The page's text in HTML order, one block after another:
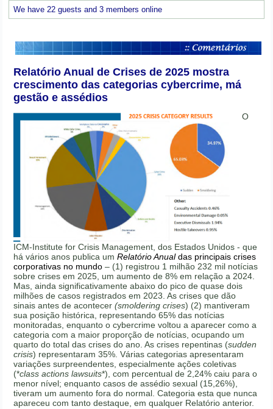
We have 22 guests and 3 members online
Relatório Anual de Crises de 2025 mostra
crescimento das categorias cybercrime, má
gestão e assédios
O
ICM-Institute for Crisis Management, dos Estados Unidos - que
há vários anos publica umRelatório Anualdas principais crises
corporativas no mundo – (1) registrou 1 milhão 232 mil notícias
sobre crises em 2025, um aumento de 8% em relação a 2024.
Mas, ainda significativamente abaixo do pico de quase dois
milhões de casos registrados em 2023. As crises que dão
sinais antes de acontecer(smoldering crises) (2) mantiveram
sua posição histórica, representando 65% das notícias
monitoradas, enquanto o cybercrime voltou a aparecer como a
categoria com a maior proporção de notícias, ocupando um
quarto do total das crises do ano. As crises repentinas (sudden
crisis) representaram 35%. Várias categorias apresentaram
variações surpreendentes, especialmente ações coletivas
(*class actions lawsuits*), com percentual de 2,24% caiu para o
menor nível; enquanto casos de assédio sexual (15,26%),
tiveram um aumento fora do normal. Categoria esta que nunca
apareceu com tanto destaque, em qualquer Relatório anterior.